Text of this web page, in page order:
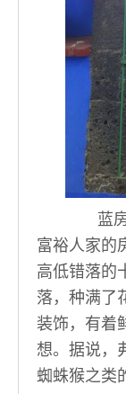
蓝房
富裕人家的
高低错落的
落，种满了
装饰，有着
想。据说，
蜘蛛猴之类